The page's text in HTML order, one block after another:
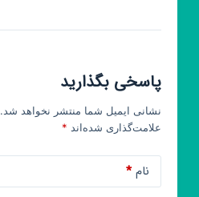
پاسخی بگذارید
نشانی ایمیل شما منتشر نخواهد شد.
علامت‌گذاری شده‌اند *
نام*